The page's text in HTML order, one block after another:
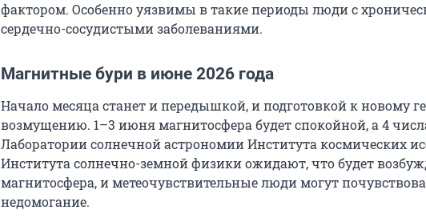
фактором. Особенно уязвимы в такие периоды люди с
сердечно-сосудистыми заболеваниями.
Магнитные бури в июне 2026 года
Начало месяца станет и передышкой, и подготовкой к новому
возмущению. 1–3 июня магнитосфера будет спокойной, а 4
Лаборатории солнечной астрономии Института космических
Института солнечно-земной физики ожидают, что будет
магнитосфера, и метеочувствительные люди могут
недомогание.